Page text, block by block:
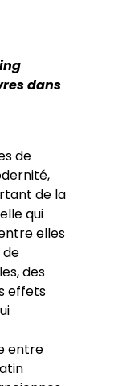
dans
de
de la
qui
elles
des
effets
entre